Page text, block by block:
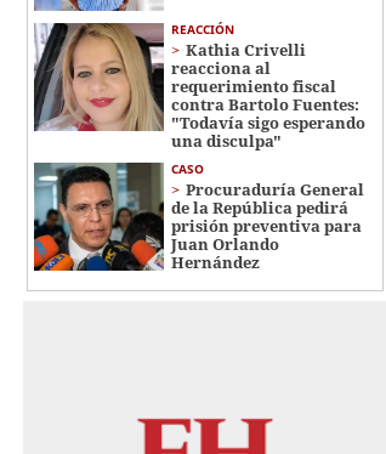
REACCIÓN
Kathia Crivelli
reacciona al
requerimiento fiscal
contra Bartolo Fuentes:
"Todavía sigo esperando
una disculpa"
CASO
Procuraduría General
de la República pedirá
prisión preventiva para
Juan Orlando
Hernández